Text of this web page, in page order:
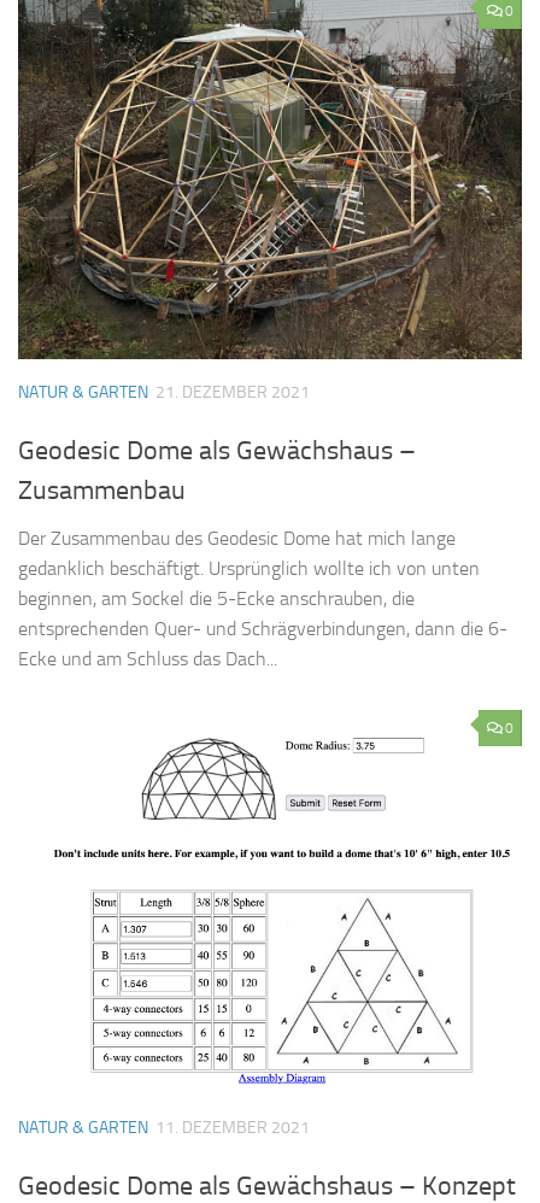
0
NATUR & GARTEN 21. DEZEMBER 2021
Geodesic Dome als Gewächshaus –
Zusammenbau
Der Zusammenbau des Geodesic Dome hat mich lange
gedanklich beschäftigt. Ursprünglich wollte ich von unten
beginnen, am Sockel die 5-Ecke anschrauben, die
entsprechenden Quer- und Schrägverbindungen, dann die 6-
Ecke und am Schluss das Dach...
0
NATUR & GARTEN 11. DEZEMBER 2021
Geodesic Dome als Gewächshaus – Konzept